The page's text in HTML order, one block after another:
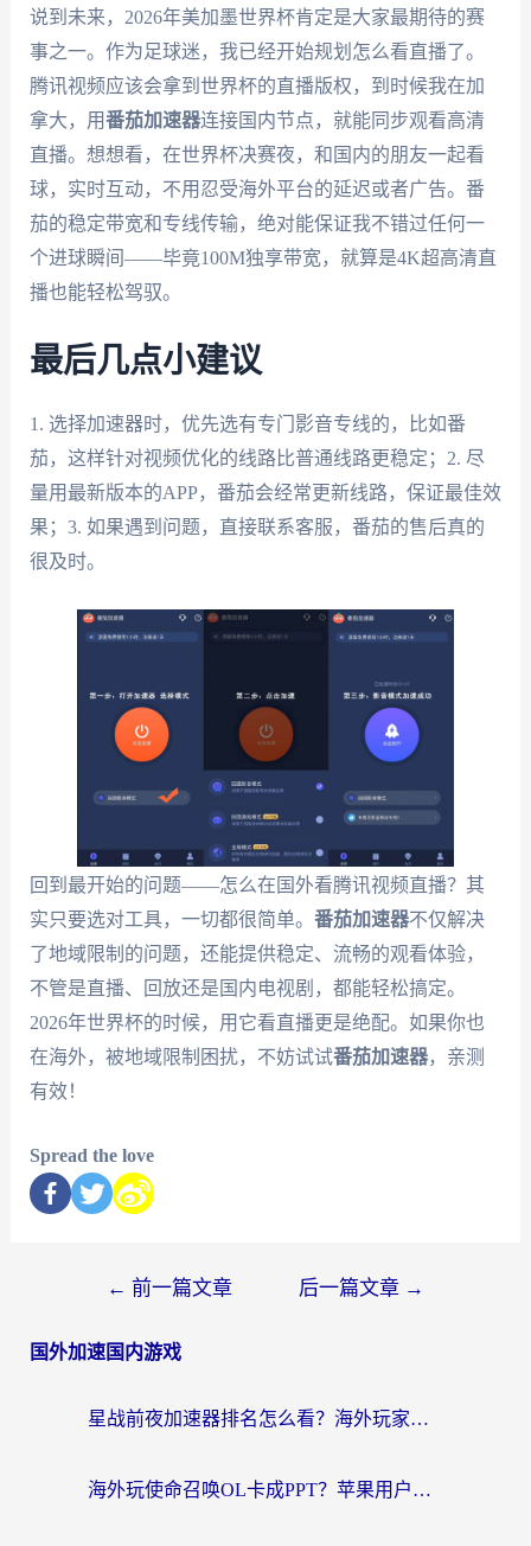
说到未来，2026年美加墨世界杯肯定是大家最期待的赛
事之一。作为足球迷，我已经开始规划怎么看直播了。
腾讯视频应该会拿到世界杯的直播版权，到时候我在加
拿大，用番茄加速器连接国内节点，就能同步观看高清
直播。想想看，在世界杯决赛夜，和国内的朋友一起看
球，实时互动，不用忍受海外平台的延迟或者广告。番
茄的稳定带宽和专线传输，绝对能保证我不错过任何一
个进球瞬间——毕竟100M独享带宽，就算是4K超高清直
播也能轻松驾驭。
最后几点小建议
1. 选择加速器时，优先选有专门影音专线的，比如番
茄，这样针对视频优化的线路比普通线路更稳定；2. 尽
量用最新版本的APP，番茄会经常更新线路，保证最佳效
果；3. 如果遇到问题，直接联系客服，番茄的售后真的
很及时。
回到最开始的问题——怎么在国外看腾讯视频直播？其
实只要选对工具，一切都很简单。 番茄加速器不仅解决
了地域限制的问题，还能提供稳定、流畅的观看体验，
不管是直播、回放还是国内电视剧，都能轻松搞定。
2026年世界杯的时候，用它看直播更是绝配。如果你也
在海外，被地域限制困扰，不妨试试番茄加速器，亲测
有效！
Spread the love
← 前一篇文章 后一篇文章 →
国外加速国内游戏
星战前夜加速器排名怎么看？海外玩家国服游戏畅玩终极指南（附欧洲玩跑跑我的起源解决方案）
海外玩使命召唤OL卡成PPT？苹果用户必看：使命召唤OL国外加速器下载苹果版指南